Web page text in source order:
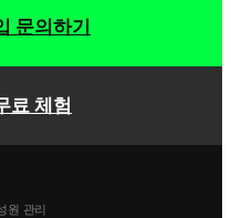
료 체험
문의하기
원 관리